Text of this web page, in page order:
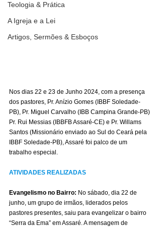
Teologia & Prática
A Igreja e a Lei
Artigos, Sermões & Esboços
Nos dias 22 e 23 de Junho 2024, com a presença
dos pastores, Pr. Anízio Gomes (IBBF Soledade-
PB), Pr. Miguel Carvalho (IBB Campina Grande-PB)
Pr. Rui Messias (IBBFB Assaré-CE) e Pr. Willams
Santos (Missionário enviado ao Sul do Ceará pela
IBBF Soledade-PB), Assaré foi palco de um
trabalho especial.
ATIVIDADES REALIZADAS
Evangelismo no Bairro: No sábado, dia 22 de
junho, um grupo de irmãos, liderados pelos
pastores presentes, saiu para evangelizar o bairro
“Serra da Ema” em Assaré. A mensagem de